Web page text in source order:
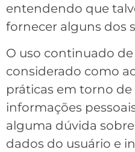
entendendo que
fornecer alguns dos
O uso continuado de
considerado como
práticas em torno
informações
alguma dúvida
dados do usuário e